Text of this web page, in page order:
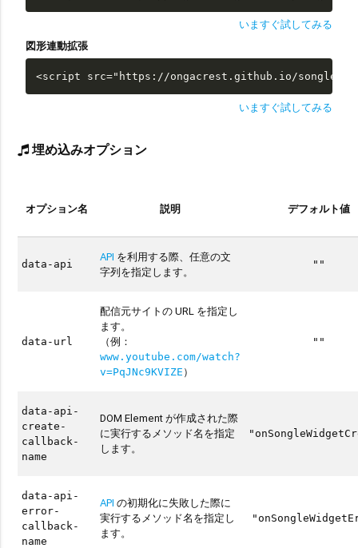
いますぐ試してみる
図形連動拡張
<script src="https://ongacrest.github.io/songle-
いますぐ試してみる
埋め込みオプション
オプション名 説明 デフォルト値
data-api
API を利用する際、任意の文
字列を指定します。
""
data-url
配信元サイトの URL を指定し
ます。
（例：
www.youtube.com/watch?
v=PqJNc9KVIZE ）
""
data-api-
create-
callback-
name
DOM Element が作成された際
に実行するメソッド名を指定
します。
data-api-
error-
callback-
name
API の初期化に失敗した際に
実行するメソッド名を指定し
ます。